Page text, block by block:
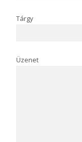
Tárgy
Üzenet